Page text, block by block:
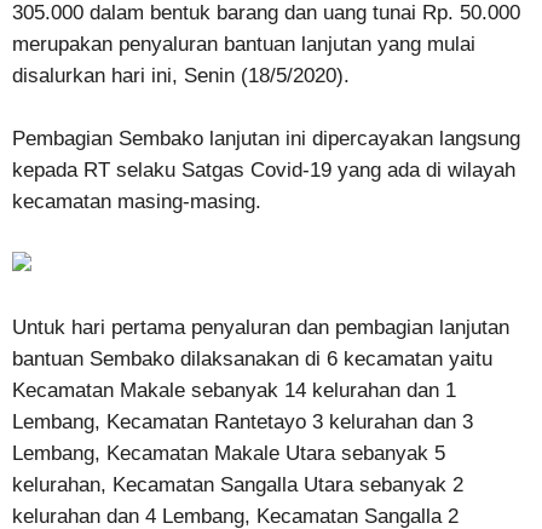
305.000 dalam bentuk barang dan uang tunai Rp. 50.000
merupakan penyaluran bantuan lanjutan yang mulai
disalurkan hari ini, Senin (18/5/2020).
Pembagian Sembako lanjutan ini dipercayakan langsung
kepada RT selaku Satgas Covid-19 yang ada di wilayah
kecamatan masing-masing.
Untuk hari pertama penyaluran dan pembagian lanjutan
bantuan Sembako dilaksanakan di 6 kecamatan yaitu
Kecamatan Makale sebanyak 14 kelurahan dan 1
Lembang, Kecamatan Rantetayo 3 kelurahan dan 3
Lembang, Kecamatan Makale Utara sebanyak 5
kelurahan, Kecamatan Sangalla Utara sebanyak 2
kelurahan dan 4 Lembang, Kecamatan Sangalla 2